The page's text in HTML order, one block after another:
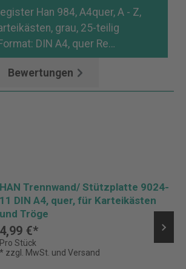
Han 984, A4quer, A - Z,
grau, 25-teilig
DIN A4, quer Re…
Bewertungen
HAN Trennwand/ Stützplatte 9024-
11 DIN A4, quer, für Karteikästen
und Tröge
4,99 €*
Pro Stück
* zzgl. MwSt. und Versand